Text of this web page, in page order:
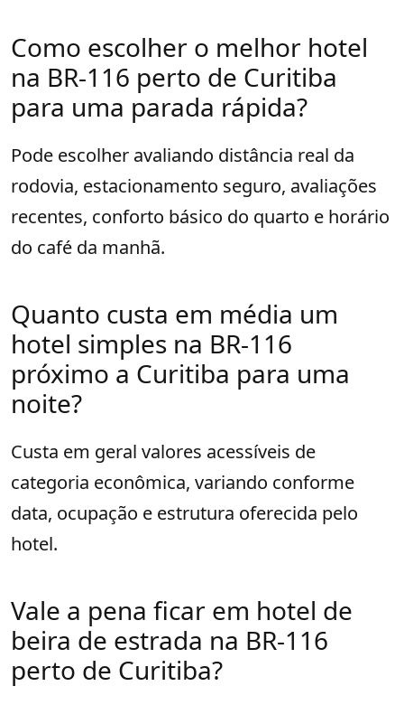
Como escolher o melhor hotel
na BR-116 perto de Curitiba
para uma parada rápida?
Pode escolher avaliando distância real da
rodovia, estacionamento seguro, avaliações
recentes, conforto básico do quarto e horário
do café da manhã.
Quanto custa em média um
hotel simples na BR-116
próximo a Curitiba para uma
noite?
Custa em geral valores acessíveis de
categoria econômica, variando conforme
data, ocupação e estrutura oferecida pelo
hotel.
Vale a pena ficar em hotel de
beira de estrada na BR-116
perto de Curitiba?